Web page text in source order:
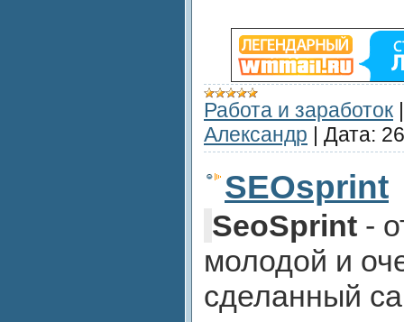
Работа и заработок
Александр | Дата:
SEOsprint
SeoSprint -
молодой и
сделанный